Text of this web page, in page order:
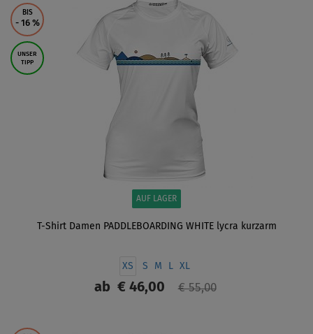
BIS
- 16 %
UNSER
TIPP
AUF LAGER
T-Shirt Damen PADDLEBOARDING WHITE lycra kurzarm
XS S M L XL
ab€ 46,00 € 55,00